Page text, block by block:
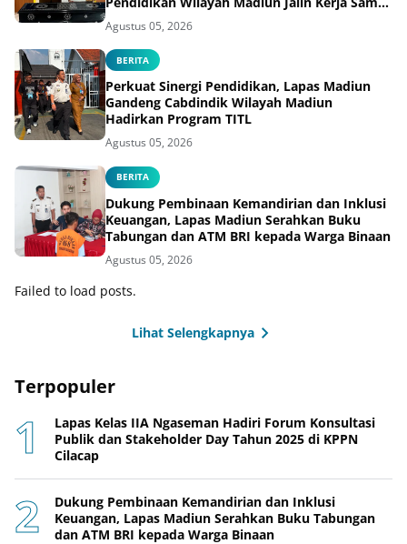
Pendidikan Vokasi Teknik Instalasi Tenaga
Listrik bagi Warga Binaan
Agustus 05, 2026
BERITA
Perkuat Sinergi Pendidikan, Lapas Madiun
Gandeng Cabdindik Wilayah Madiun
Hadirkan Program TITL
Agustus 05, 2026
BERITA
Dukung Pembinaan Kemandirian dan Inklusi
Keuangan, Lapas Madiun Serahkan Buku
Tabungan dan ATM BRI kepada Warga Binaan
Agustus 05, 2026
Failed to load posts.
Lihat Selengkapnya
Terpopuler
Lapas Kelas IIA Ngaseman Hadiri Forum Konsultasi
Publik dan Stakeholder Day Tahun 2025 di KPPN
Cilacap
Dukung Pembinaan Kemandirian dan Inklusi
Keuangan, Lapas Madiun Serahkan Buku Tabungan
dan ATM BRI kepada Warga Binaan